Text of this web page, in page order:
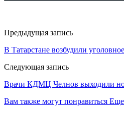
Предыдущая запись
В Татарстане возбудили
Следующая запись
Врачи КДМЦ Челнов выходили
Вам также могут понравиться Еще